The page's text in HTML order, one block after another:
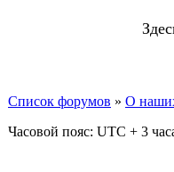
Список форумов » О
Часовой пояс: UTC + 3